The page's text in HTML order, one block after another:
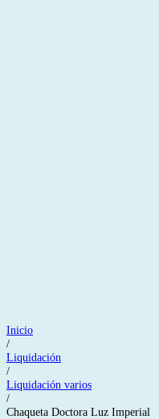
Inicio
/
Liquidación
/
Liquidación varios
/
Chaqueta Doctora Luz Imperial